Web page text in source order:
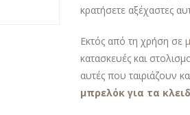
κρατήσετε αξέχαστες
Εκτός από τη χρήση σε
κατασκευές και
αυτές που ταιριάζουν
μπρελόκ για τα